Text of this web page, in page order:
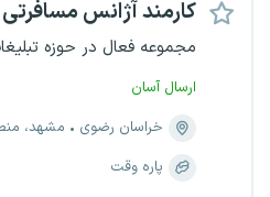
کارمند آژانس مسافرتی
مجموعه فعال در حوزه
ارسال آسان
خراسان رضوی
مشهد، منطقه ۹،
پاره وقت